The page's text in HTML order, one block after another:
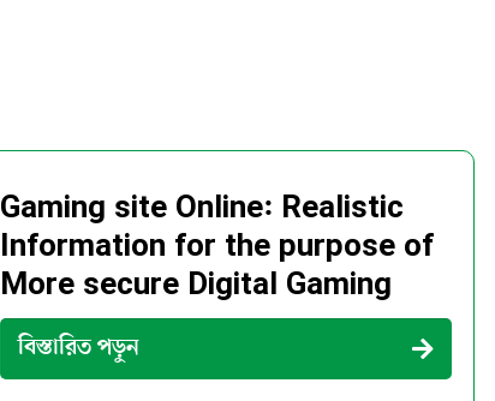
Gaming site Online: Realistic
Information for the purpose of
More secure Digital Gaming
বিস্তারিত পড়ুন